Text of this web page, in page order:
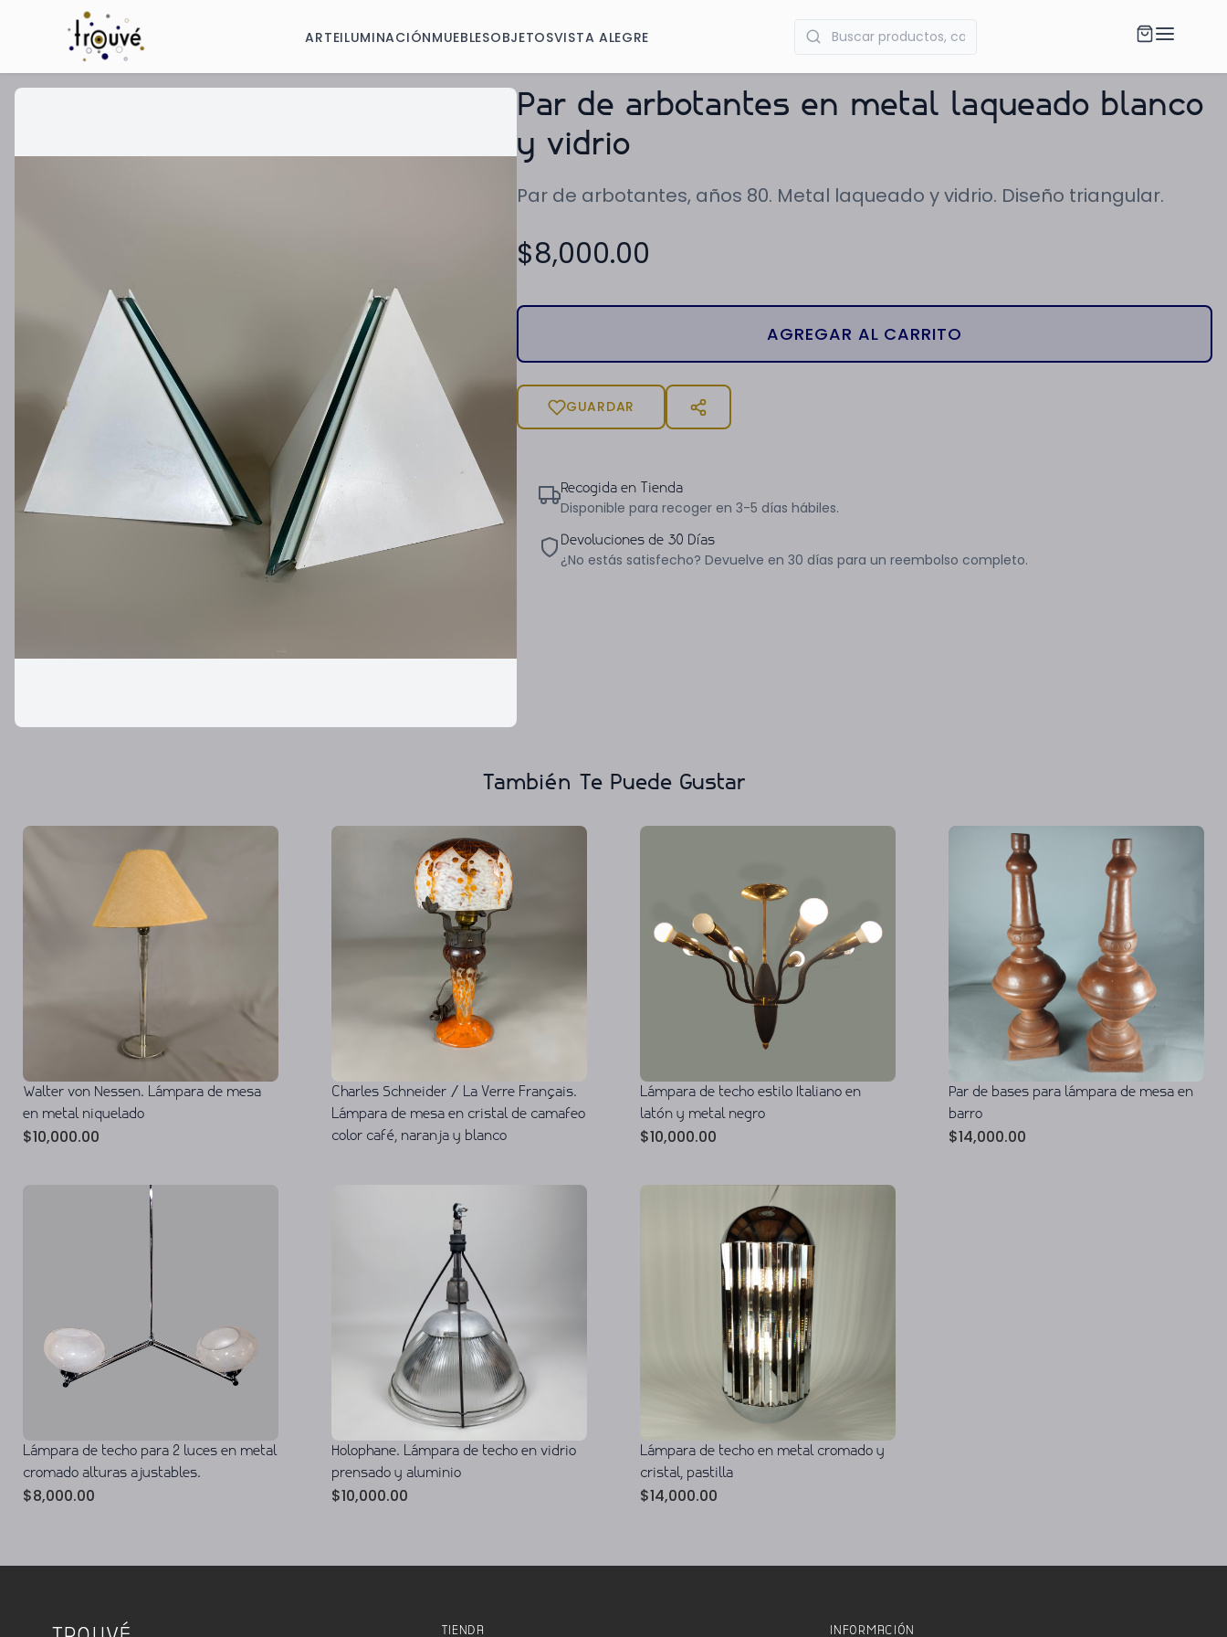
ARTEILUMINACIÓNMUEBLESOBJETOSVISTA ALEGRE
Par de arbotantes en metal laqueado blanco
y vidrio
Par de arbotantes, años 80. Metal laqueado y vidrio. Diseño triangular.
$8,000.00
AGREGAR AL CARRITO
GUARDAR
Recogida en Tienda
Disponible para recoger en 3-5 días hábiles.
Devoluciones de 30 Días
¿No estás satisfecho? Devuelve en 30 días para un reembolso completo.
También Te Puede Gustar
Walter von Nessen. Lámpara de mesa
en metal niquelado
$10,000.00
Charles Schneider / La Verre Français.
Lámpara de mesa en cristal de camafeo
color café, naranja y blanco
Lámpara de techo estilo Italiano en
latón y metal negro
$10,000.00
Par de bases para lámpara de mesa en
barro
$14,000.00
Lámpara de techo para 2 luces en metal
cromado alturas ajustables.
$8,000.00
Holophane. Lámpara de techo en vidrio
prensado y aluminio
$10,000.00
Lámpara de techo en metal cromado y
cristal, pastilla
$14,000.00
TIENDA INFORMACIÓN